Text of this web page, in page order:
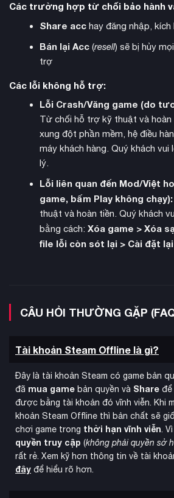
Origins mang đến hệ thống âm thanh
nền hùng tráng và hiệu ứng chiến
lồng tiếng chuyên nghiệp cùng các
cao góp phần tạo nên bầu không khí
Phiên bảnDigital Deluxe Editionbổ
Các trường hợp từ chối bảo hành
Share acchay đăng nhập,
Bán lại Acc(resell) sẽ bị hủy
trợ
Các lỗi không hỗ trợ:
Lỗi Crash/Văng game (do
Từ chối hỗ trợ kỹ thuật và
xung đột phần mềm, hệ điều
máy khách hàng. Quý khách
lý.
Lỗi liên quan đến Mod/Việt
game, bấm Play không chạy):
thuật và hoàn tiền. Quý khách
bằng cách: Xóa game > Xóa
file lỗi còn sót lại > Cài đặt
CÂU HỎI THƯỜNG GẶP
Tài khoản Steam Offline là gì?
Đây là tài khoản Steam có game bản
đã mua game bản quyền và Share để
được bằng tài khoản đó vĩnh viễn. Khi
khoản Steam Offline thì bản chất sẽ
chơi game trong thời hạn vĩnh viễn.
quyền truy cập (không phải quyền sở
rất rẻ. Xem kỹ hơn thông tin về tài
đây để hiểu rõ hơn.